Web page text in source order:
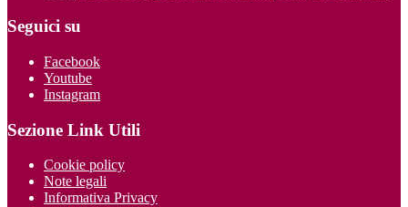
Seguici su
Facebook
Youtube
Instagram
Sezione Link Utili
Cookie policy
Note legali
Informativa Privacy